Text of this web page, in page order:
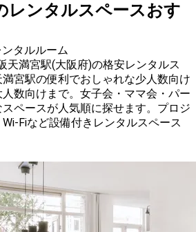
レンタルスペースおす
タルルーム
天満宮駅(大阪府)の格安レンタルス
宮駅の便利でおしゃれな少人数向け
数向けまで。女子会・ママ会・パー
ペースが人気順に探せます。プロジ
Fiなど設備付きレンタルスペース